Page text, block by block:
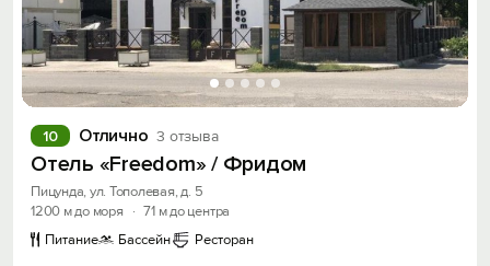
Отлично 3 отзыва
10
Отель «Freedom» / Фридом
Пицунда, ул. Тополевая, д. 5
1200 м до моря
· 71 м до центра
Питание
Бассейн Ресторан